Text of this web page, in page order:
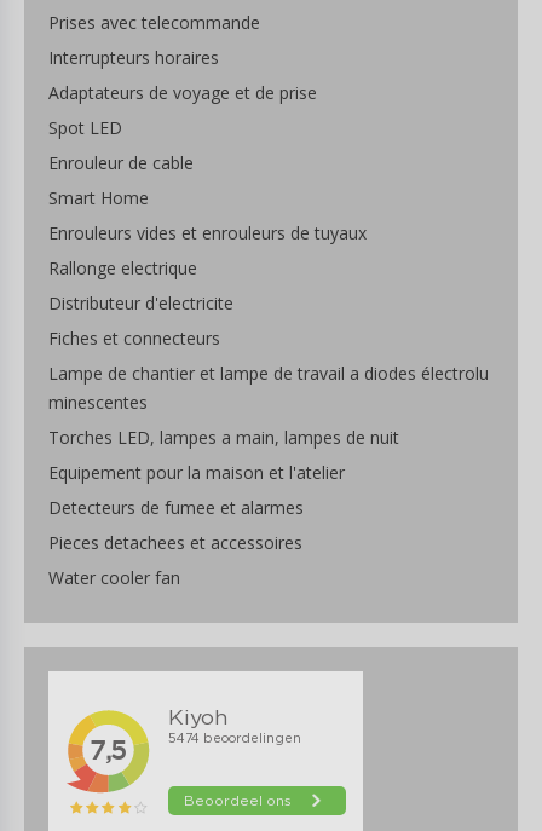
Prises avec telecommande
Interrupteurs horaires
Adaptateurs de voyage et de prise
Spot LED
Enrouleur de cable
Smart Home
Enrouleurs vides et enrouleurs de tuyaux
Rallonge electrique
Distributeur d'electricite
Fiches et connecteurs
Lampe de chantier et lampe de travail a diodes électrolu
minescentes
Torches LED, lampes a main, lampes de nuit
Equipement pour la maison et l'atelier
Detecteurs de fumee et alarmes
Pieces detachees et accessoires
Water cooler fan